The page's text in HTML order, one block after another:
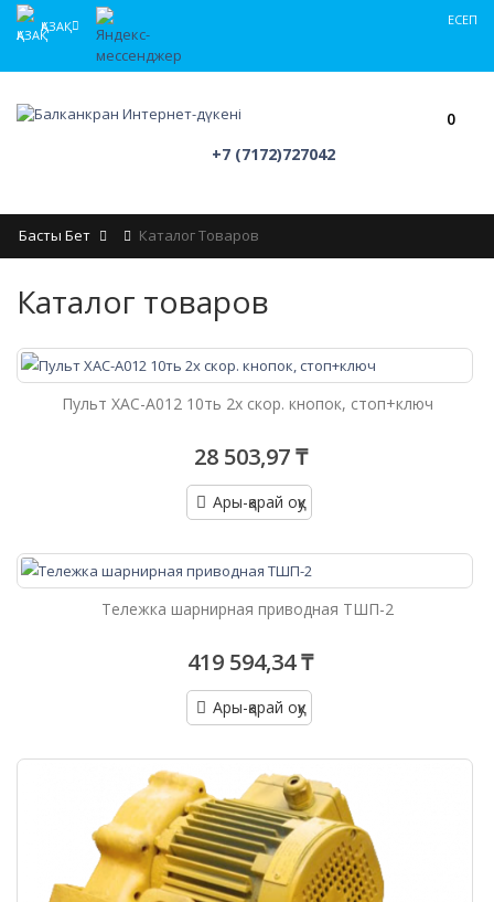
ҚАЗАҚ ЕСЕП
0
+7 (7172)727042
Басты Бет Каталог Товаров
Каталог товаров
Пульт XAC-A012 10ть 2х скор. кнопок, стоп+ключ
28 503,97 ₸
Ары-қарай оқу
Тележка шарнирная приводная ТШП-2
419 594,34 ₸
Ары-қарай оқу